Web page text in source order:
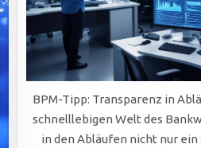
BPM-Tipp: Transparenz in
schnelllebigen Welt des
in den Abläufen nicht nur